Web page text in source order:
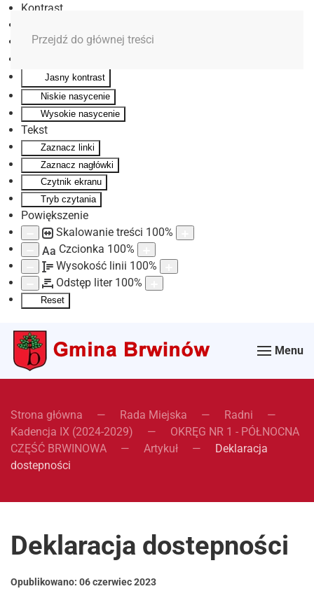
Kontrast
Monochromatyczny
Jasny kontrast
Niskie nasycenie
Wysokie nasycenie
Tekst
Zaznacz linki
Zaznacz nagłówki
Czytnik ekranu
Tryb czytania
Powiększenie
Skalowanie treści 100%
Aa Czcionka 100%
Wysokość linii 100%
Odstęp liter 100%
Reset
Przejdź do głównej treści
Menu
Strona główna Rada Miejska
Radni
Kadencja IX (2024-2029)
OKRĘG NR 1 - PÓŁNOCNA
CZĘŚĆ BRWINOWA
Artykuł
Deklaracja
dostepności
Deklaracja dostepności
Opublikowano: 06 czerwiec 2023